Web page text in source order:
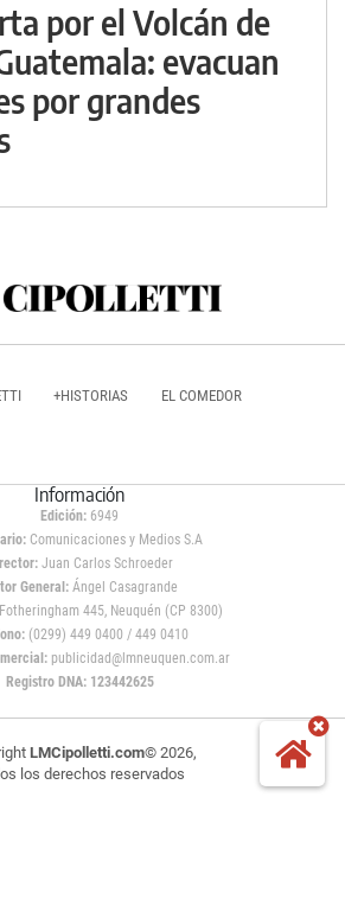
por el Volcán de
evacuan
por grandes
+HISTORIAS EL COMEDOR
Información
Edición: 6949
Comunicaciones y Medios S.A
Juan Carlos Schroeder
General:Ángel Casagrande
445, Neuquén (CP 8300)
(0299) 449 0400 / 449 0410
publicidad@lmneuquen.com.ar
Registro DNA: 123442625
LMCipolletti.com© 2026,
los derechos reservados